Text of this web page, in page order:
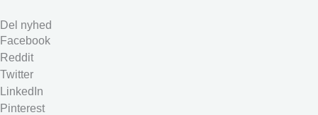
Del nyhed
Facebook
Reddit
Twitter
LinkedIn
Pinterest